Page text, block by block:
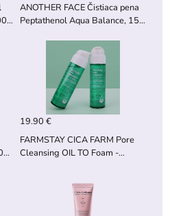
ANOTHER FACE Čistiaca pena
Peptathenol Aqua Balance, 150
19.90 €
FARMSTAY CICA FARM Pore
Cleansing OIL TO Foam -